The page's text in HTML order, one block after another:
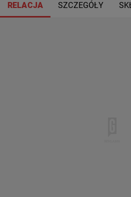
RELACJA SZCZEGÓŁY